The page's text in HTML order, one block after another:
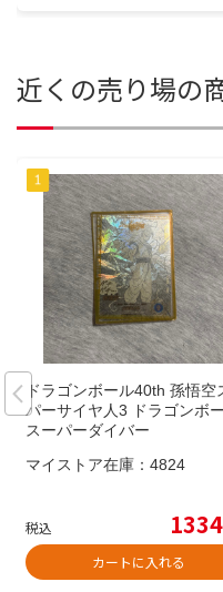
近くの売り場の
ドラゴンボール40th 孫悟空
パーサイヤ人3 ドラゴンボ
スーパーダイバー
マイストア在庫： 4824
税込
カートに入れる